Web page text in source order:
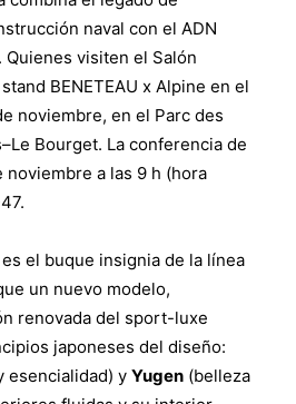
naval con el ADN
visiten el Salón
BENETEAU x Alpine en el
noviembre, en el Parc des
Bourget. La conferencia de
noviembre a las 9 h (hora
es el buque insignia de la línea
un nuevo modelo,
renovada del sport-luxe
japoneses del diseño:
esencialidad) y Yugen (belleza